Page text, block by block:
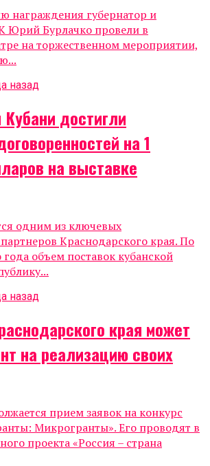
награждения губернатор и
Юрий Бурлачко провели в
на торжественном мероприятии,
назад
достигли
на 1
на выставке
одним из ключевых
Краснодарского края. По
объем поставок кубанской
назад
края может
на реализацию своих
прием заявок на конкурс
Микрогранты». Его проводят в
проекта «Россия – страна